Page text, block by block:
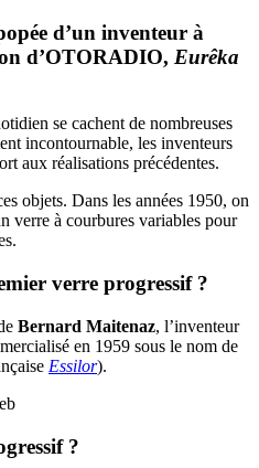
d’un inventeur à
d’OTORADIO, Eurêka
se cachent de nombreuses
incontournable, les inventeurs
aux réalisations précédentes.
objets. Dans les années 1950, on
verre à courbures variables pour
verre progressif ?
Bernard Maitenaz, l’inventeur
en 1959 sous le nom de
Essilor).
?